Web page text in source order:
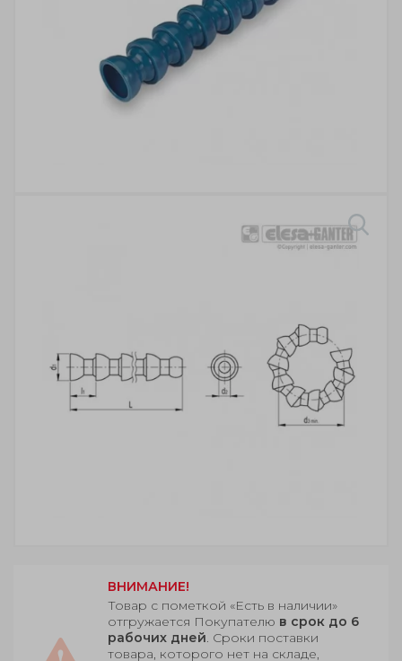
ВНИМАНИЕ!
Товар с пометкой «Есть в наличии»
отгружается Покупателю в срок до 6
рабочих дней. Сроки поставки
товара, которого нет на складе,